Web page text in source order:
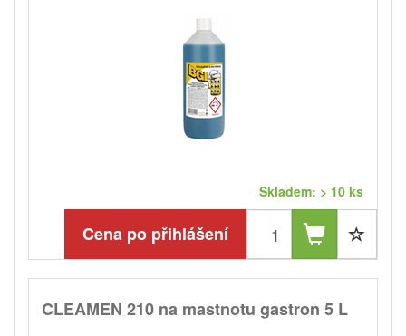
Skladem: > 10 ks
Cena po přihlášení
CLEAMEN 210 na mastnotu gastron 5 L